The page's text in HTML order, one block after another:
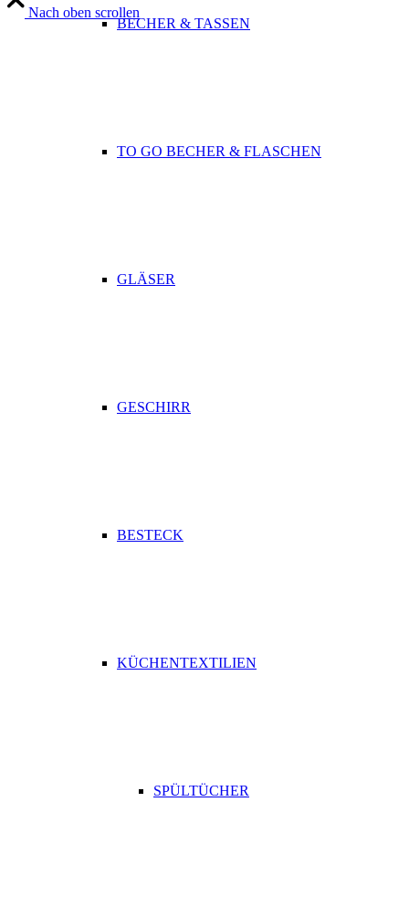
BECHER & TASSEN
TO GO BECHER & FLASCHEN
GLÄSER
GESCHIRR
BESTECK
KÜCHENTEXTILIEN
SPÜLTÜCHER
Nach oben scrollen